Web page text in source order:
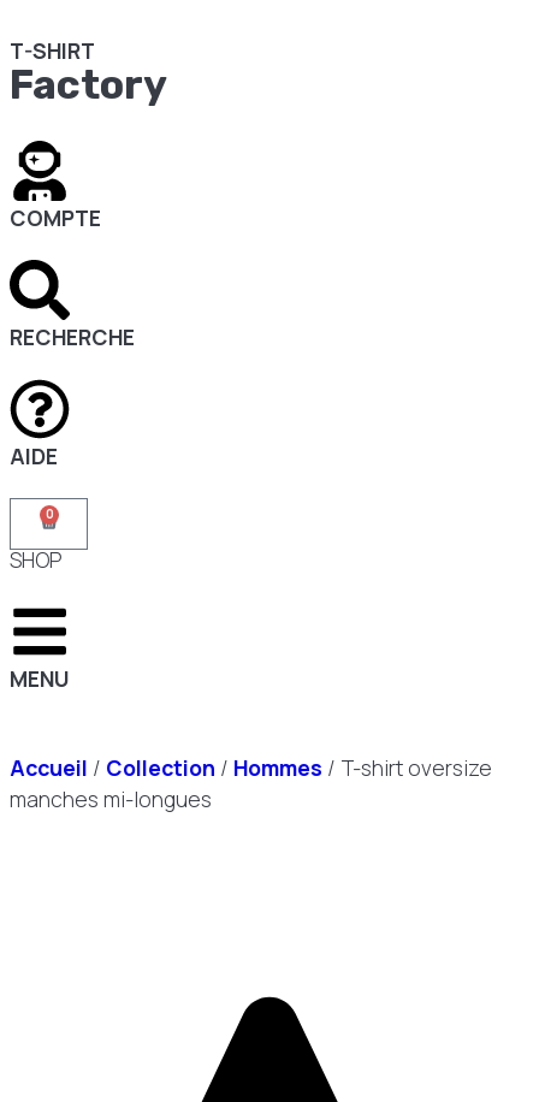
T-SHIRT
Factory
COMPTE
RECHERCHE
AIDE
0
SHOP
MENU
Accueil / Collection / Hommes / T-shirt oversize
manches mi-longues